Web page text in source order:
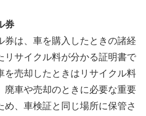
券
券は、車を購入したときの諸経
リサイクル料が分かる証明書で
を売却したときはリサイクル料
廃車や売却のときに必要な重要
め、車検証と同じ場所に保管さ